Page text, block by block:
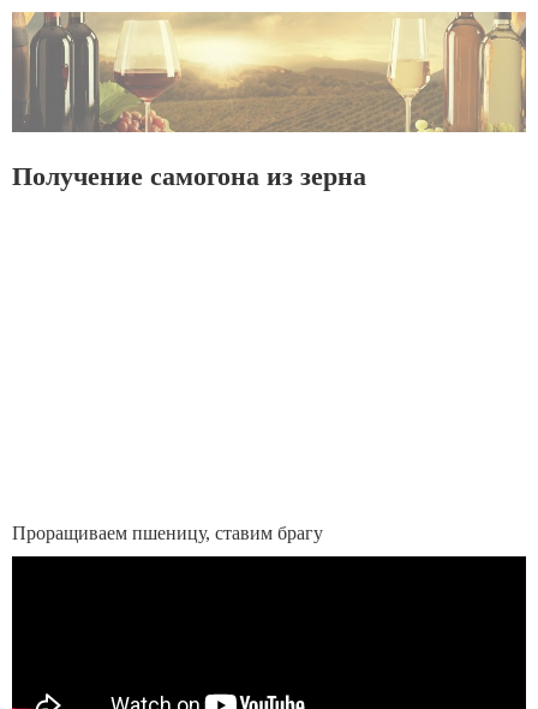
Получение самогона из зерна
Проращиваем пшеницу, ставим брагу